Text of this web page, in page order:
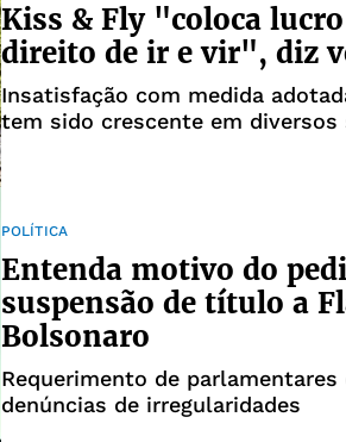
Kiss & Fly "coloca
direito de ir e vir", diz
Insatisfação com medida
tem sido crescente em diversos
POLÍTICA
Entenda motivo do
suspensão de título a
Bolsonaro
Requerimento de
denúncias de irregularidades